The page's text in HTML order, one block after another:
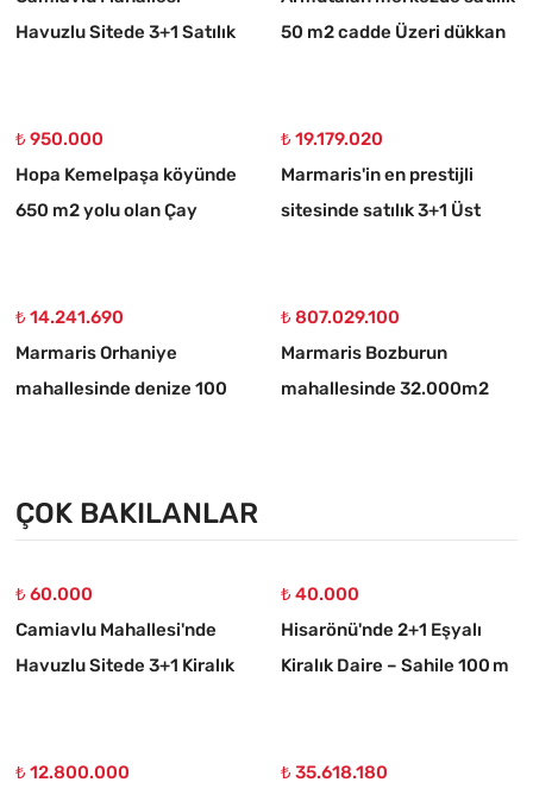
Havuzlu Sitede 3+1 Satılık
50 m2 cadde Üzeri dükkan
₺ 950.000
Hopa Kemelpaşa köyünde
650 m2 yolu olan Çay
₺ 19.179.020
Marmaris'in en prestijli
sitesinde satılık 3+1 Üst
₺ 14.241.690
Marmaris Orhaniye
mahallesinde denize 100
₺ 807.029.100
Marmaris Bozburun
mahallesinde 32.000m2
ÇOK BAKILANLAR
₺ 60.000
Camiavlu Mahallesi'nde
Havuzlu Sitede 3+1 Kiralık
₺ 40.000
Hisarönü'nde 2+1 Eşyalı
Kiralık Daire – Sahile 100 m
₺ 12.800.000
₺ 35.618.180